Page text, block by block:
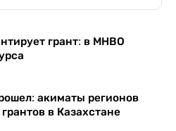
грант: в МНВО
акиматы регионов
в Казахстане